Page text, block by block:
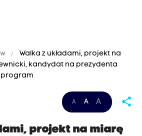
Walka z układami, projekt na
kandydat na prezydenta
program
A A A share
projekt na miarę